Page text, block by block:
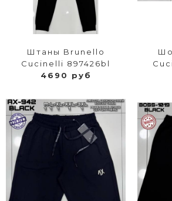
Штаны Brunello
Cucinelli 897426bl
4690 руб